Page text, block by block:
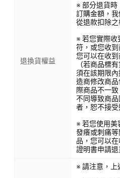
退換貨權益
※ 部分退貨時
訂購金額，
從退款扣除之
※ 若您實際收
符，或您收到
您可以在收
（若商品標
須在該期限
造商修改商
際商品不一
不同導致商
者，恕不接受
※ 若您使用美
發癢或刺痛
品，您可以
證明書申請退
※ 請注意，上